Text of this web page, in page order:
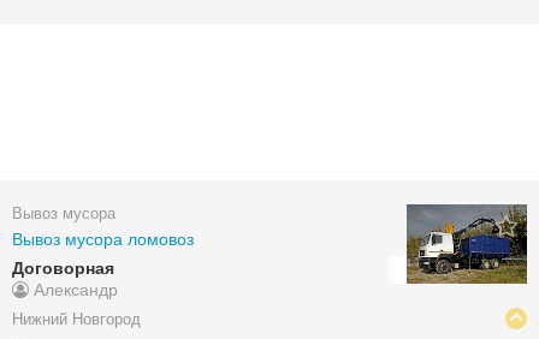
Вывоз мусора
Вывоз мусора ломовоз
Договорная
Александр
Нижний Новгород